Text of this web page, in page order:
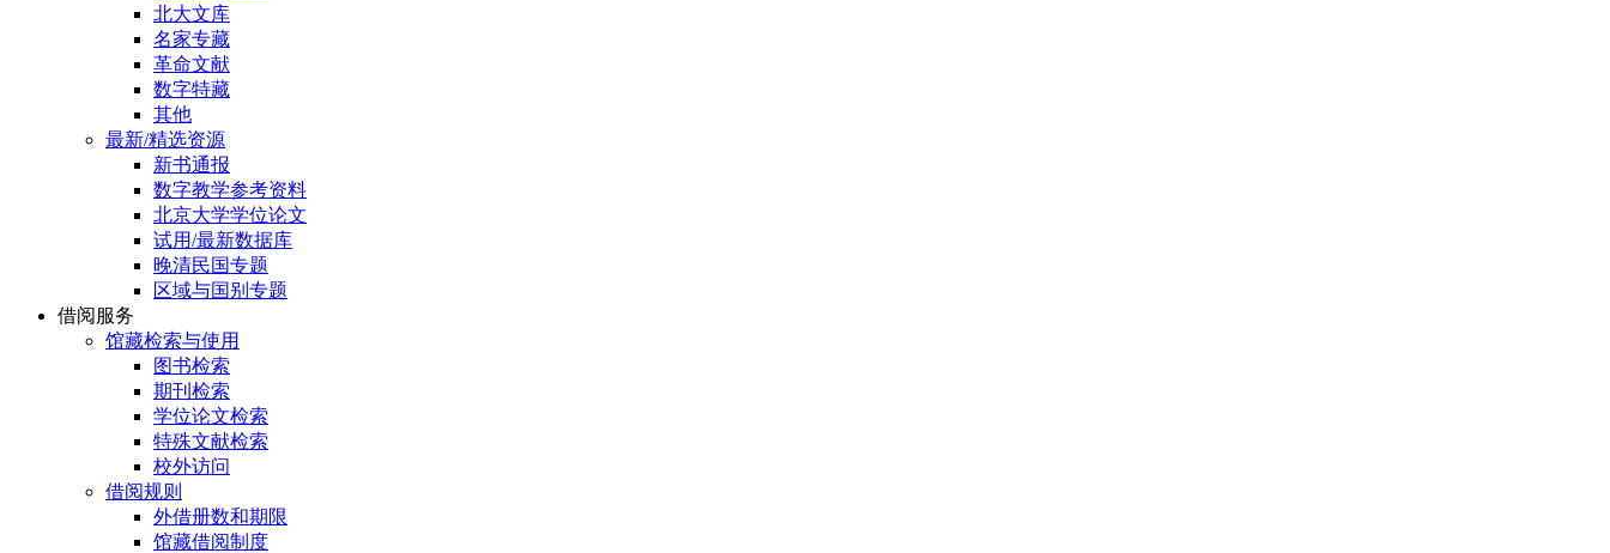
北大文库
名家专藏
革命文献
数字特藏
其他
最新/精选资源
新书通报
数字教学参考资料
北京大学学位论文
试用/最新数据库
晚清民国专题
区域与国别专题
借阅服务
馆藏检索与使用
图书检索
期刊检索
学位论文检索
特殊文献检索
校外访问
借阅规则
外借册数和期限
馆藏借阅制度